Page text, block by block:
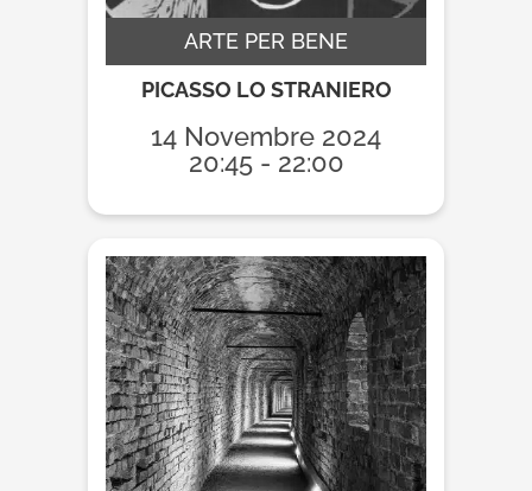
ARTE PER BENE
PICASSO LO STRANIERO
14 Novembre 2024
20:45 - 22:00